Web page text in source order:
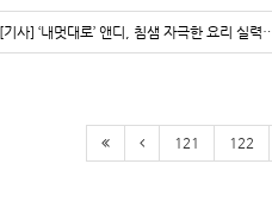
[기사] ‘내멋대로’ 앤디, 침샘 자극한 요리 실
121 122